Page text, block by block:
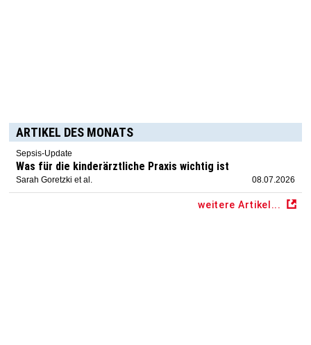
ARTIKEL DES MONATS
Sepsis-Update
Was für die kinderärztliche Praxis wichtig ist
Sarah Goretzki et al. 08.07.2026
weitere Artikel...